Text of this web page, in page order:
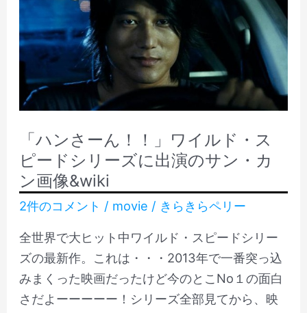
ス
が
さ
さ
く
見
れ
る
「watchup」
が
英
語
の
勉
ュ
ー
ス
さ
く
さ
く
見
れ
る
「watchup」
が
英
語
「ハンさーん！！」ワイルド・ス
ピードシリーズに出演のサン・カ
ン画像&wiki
2件のコメント / movie / きらきらペリー
全世界で大ヒット中ワイルド・スピードシリー
ズの最新作。これは・・・2013年で一番突っ込
みまくった映画だったけど今のとこNo１の面白
さだよーーーーー！シリーズ全部見てから、映